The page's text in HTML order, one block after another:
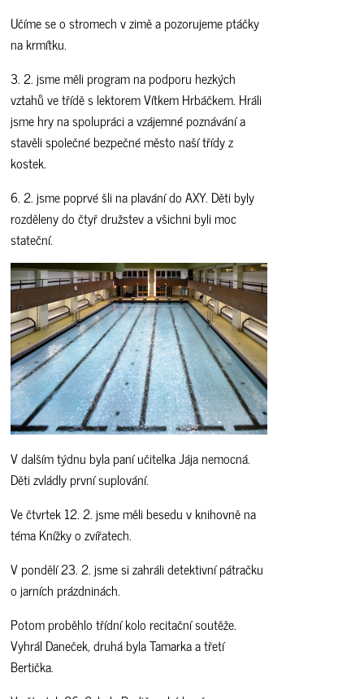
Učíme se o stromech v zimě a pozorujeme ptáčky
na krmítku.
3. 2. jsme měli program na podporu hezkých
vztahů ve třídě s lektorem Vítkem Hrbáčkem. Hráli
jsme hry na spolupráci a vzájemné poznávání a
stavěli společné bezpečné město naší třídy z
kostek.
6. 2. jsme poprvé šli na plavání do AXY. Děti byly
rozděleny do čtyř družstev a všichni byli moc
stateční.
V dalším týdnu byla paní učitelka Jája nemocná.
Děti zvládly první suplování.
Ve čtvrtek 12. 2. jsme měli besedu v knihovně na
téma Knížky o zvířatech.
V pondělí 23. 2. jsme si zahráli detektivní pátračku
o jarních prázdninách.
Potom proběhlo třídní kolo recitační soutěže.
Vyhrál Daneček, druhá byla Tamarka a třetí
Bertička.